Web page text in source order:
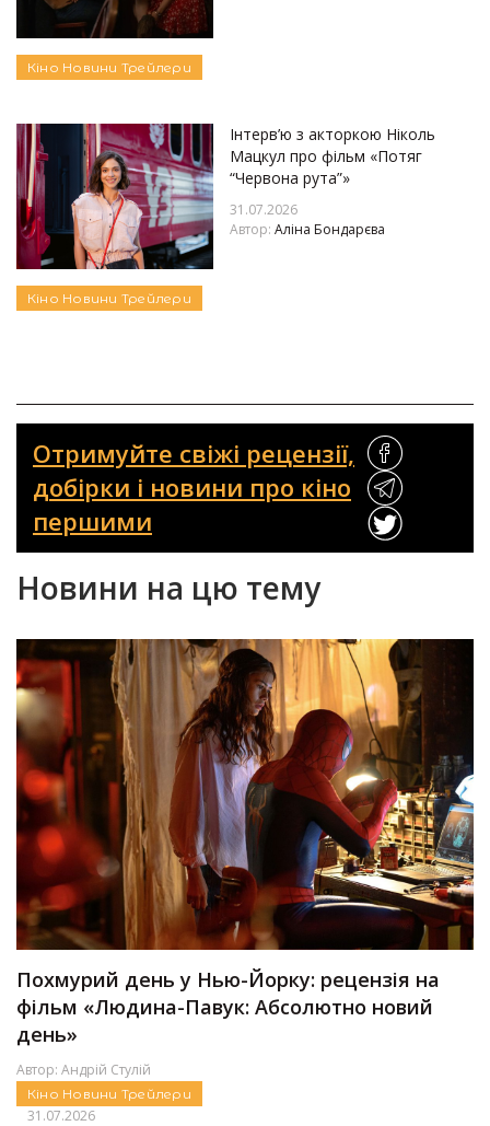
Кіно Новини Трейлери
Інтерв’ю з акторкою Ніколь
Мацкул про фільм «Потяг
“Червона рута”»
31.07.2026
Автор: Аліна Бондарєва
Кіно Новини Трейлери
Отримуйте свіжі рецензії,
добірки і новини про кіно
першими
Новини на цю тему
Похмурий день у Нью-Йорку: рецензія на
фільм «Людина-Павук: Абсолютно новий
день»
Автор: Андрій Стулій
Кіно Новини Трейлери
31.07.2026